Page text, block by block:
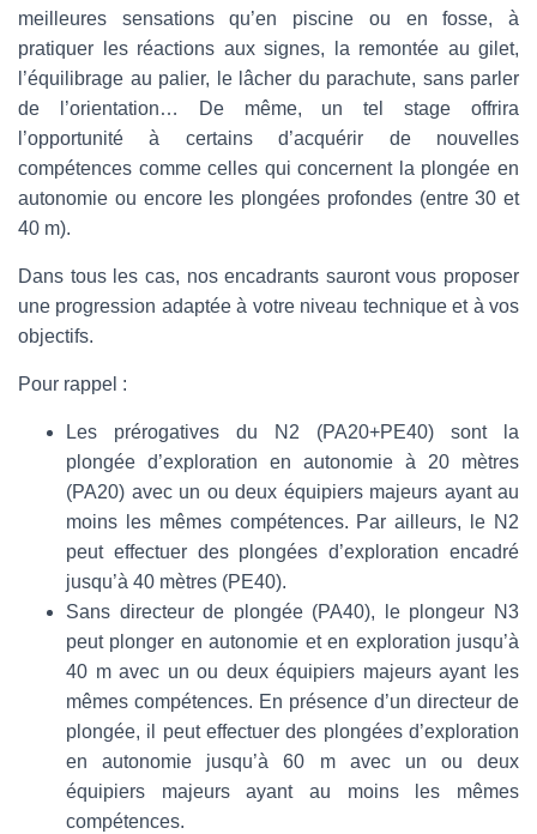
meilleures sensations qu’en piscine ou en fosse, à
pratiquer les réactions aux signes, la remontée au gilet,
l’équilibrage au palier, le lâcher du parachute, sans parler
de l’orientation… De même, un tel stage offrira
l’opportunité à certains d’acquérir de nouvelles
compétences comme celles qui concernent la plongée en
autonomie ou encore les plongées profondes (entre 30 et
40 m).
Dans tous les cas, nos encadrants sauront vous proposer
une progression adaptée à votre niveau technique et à vos
objectifs.
Pour rappel :
Les prérogatives du N2 (PA20+PE40) sont la
plongée d’exploration en autonomie à 20 mètres
(PA20) avec un ou deux équipiers majeurs ayant au
moins les mêmes compétences. Par ailleurs, le N2
peut effectuer des plongées d’exploration encadré
jusqu’à 40 mètres (PE40).
Sans directeur de plongée (PA40), le plongeur N3
peut plonger en autonomie et en exploration jusqu’à
40 m avec un ou deux équipiers majeurs ayant les
mêmes compétences. En présence d’un directeur de
plongée, il peut effectuer des plongées d’exploration
en autonomie jusqu’à 60 m avec un ou deux
équipiers majeurs ayant au moins les mêmes
compétences.